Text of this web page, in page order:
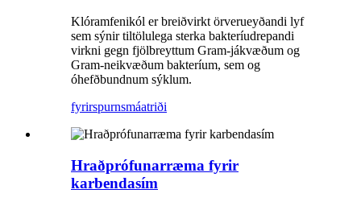
Klóramfenikól er breiðvirkt örverueyðandi lyf
sem sýnir tiltölulega sterka bakteríudrepandi
virkni gegn fjölbreyttum Gram-jákvæðum og
Gram-neikvæðum bakteríum, sem og
óhefðbundnum sýklum.
fyrirspurnsmáatriði
Hraðprófunarræma fyrir
karbendasím